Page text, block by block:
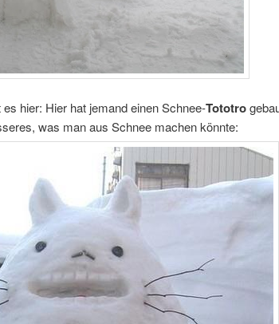
es hier: Hier hat jemand einen Schnee-Tototro
was man aus Schnee machen könnte: